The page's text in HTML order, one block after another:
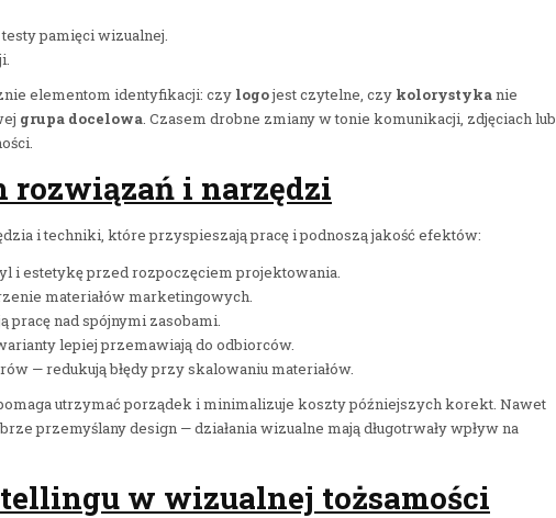
pamięci wizualnej.
elementom identyfikacji: czy logojest czytelne, czy kolorystykanie
grupa docelowa. Czasem drobne zmiany w tonie komunikacji, zdjęciach lub
rozwiązań i narzędzi
i techniki, które przyspieszają pracę i podnoszą jakość efektów:
i estetykę przed rozpoczęciem projektowania.
materiałów marketingowych.
nad spójnymi zasobami.
lepiej przemawiają do odbiorców.
— redukują błędy przy skalowaniu materiałów.
utrzymać porządek i minimalizuje koszty późniejszych korekt. Nawet
przemyślany design — działania wizualne mają długotrwały wpływ na
w wizualnej tożsamości